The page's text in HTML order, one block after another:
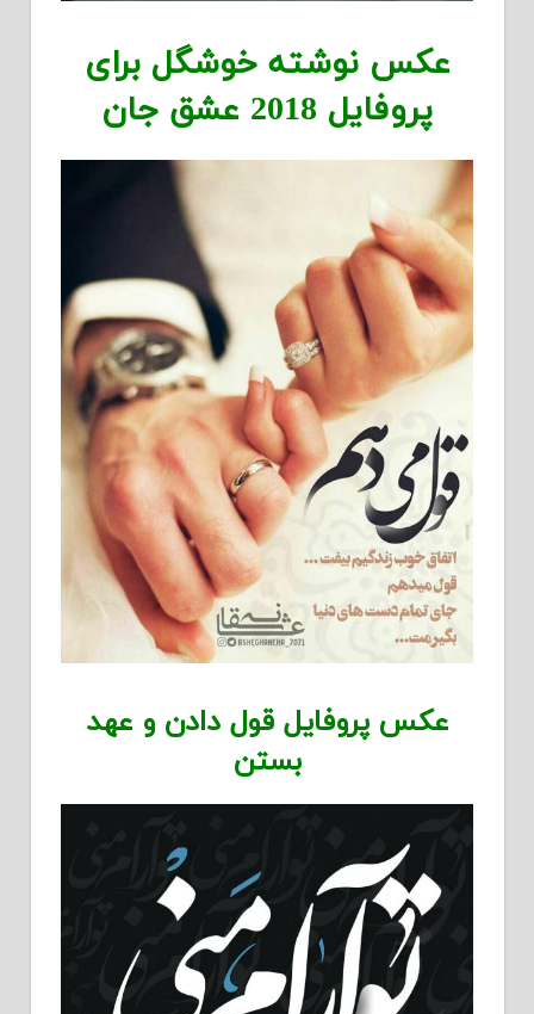
عکس نوشته خوشگل برای
پروفایل 2018 عشق جان
عکس پروفایل قول دادن و عهد
بستن